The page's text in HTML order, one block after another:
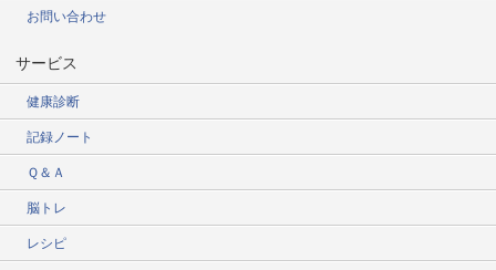
お問い合わせ
サービス
健康診断
記録ノート
Ｑ＆Ａ
脳トレ
レシピ